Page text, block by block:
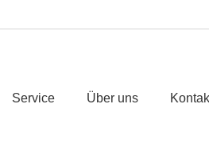
Service Über uns